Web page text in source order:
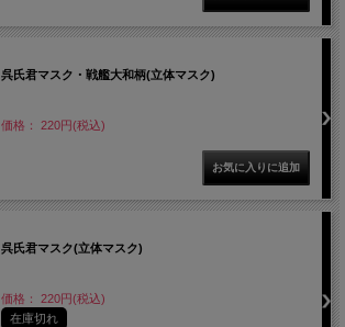
呉氏君マスク・戦艦大和柄(立体マスク)
価格： 220円(税込)
呉氏君マスク(立体マスク)
価格： 220円(税込)
在庫切れ